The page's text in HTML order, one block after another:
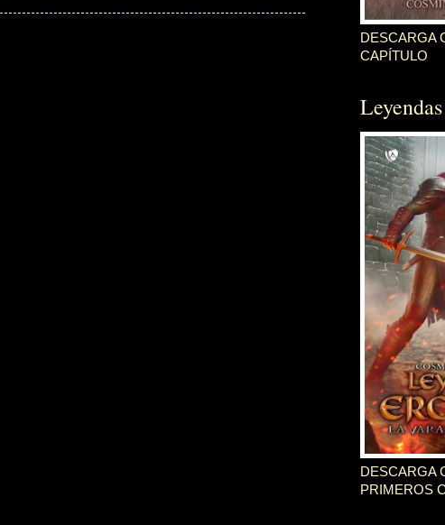
DESCARGA
CAPÍTULO
DESCARGA
PRIMEROS